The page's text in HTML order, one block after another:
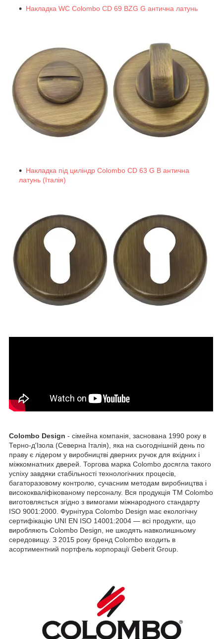
Накладка WC Colombo CD 69 BZG G антична латунь
Накладка під циліндр Colombo CD 63 G B антична
латунь (Італія)
Colombo Design - сімейна компанія, заснована 1990 року в
Терно-д'Ізола (Северна Італія), яка на сьогоднішній день по
праву є лідером у виробництві дверних ручок для вхідних і
міжкомнатних дверей. Торгова марка Colombo досягла такого
успіху завдяки стабільності технологічних процесів,
багаторазовому контролю, сучасним методам виробництва і
висококваліфікованому персоналу. Вся продукція ТМ Colombo
виготовляється згідно з вимогами міжнародного стандарту
ISO 9001:2000. Фурнітура Colombo Design має екологічну
сертифікацію UNI EN ISO 14001:2004 — всі продукти, що
виробляють Colombo Design, не шкодять навколишньому
середовищу. З 2015 року бренд Colombo входить в
асортиментний портфель корпорації Geberit Group.